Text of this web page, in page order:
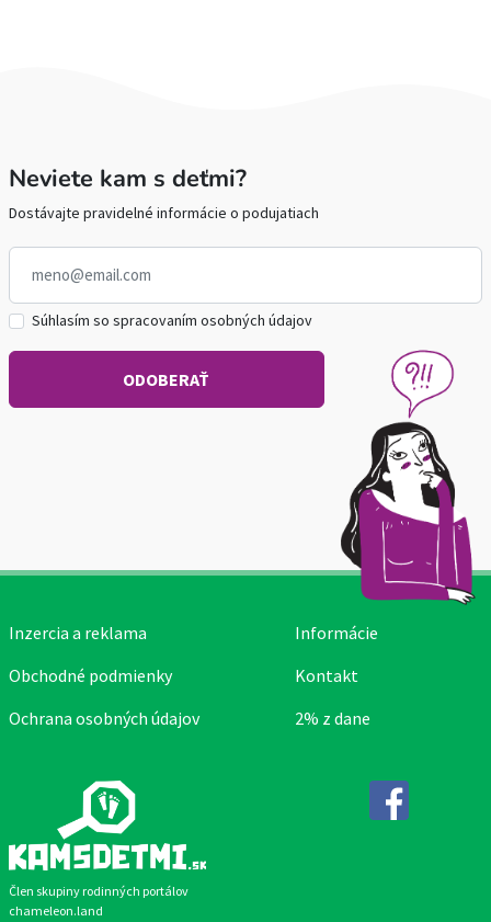
Neviete kam s deťmi?
Dostávajte pravidelné informácie o podujatiach
Súhlasím so spracovaním osobných údajov
Člen skupiny rodinných portálov
chameleon.land
Inzercia a reklama
Obchodné podmienky
Ochrana osobných údajov
Informácie
Kontakt
2% z dane